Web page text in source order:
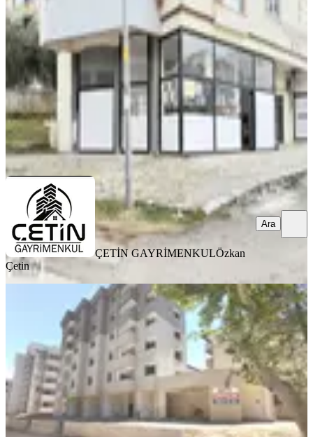
Onikişubat, Vadi Mahallesi
1 Oda· 70 m² ·Düz Giriş (Zemin)·27.02.2026
2.950.000 ₺
ÇETİN GAYRİMENKUL
Ara
ÇETİN GAYRİMENKULÖzkan
Çetin
Ara
Reos Gayrimenkul'den Kazancı Cami
Cadde Üstü Satılık İşyerleri
Onikişubat, Karamanlı Mahallesi
1 Oda ·30 m²· Düz Giriş (Zemin)·25.06.2026
3.800.000 ₺
REOS GAYRİMENKUL erkan alakaya